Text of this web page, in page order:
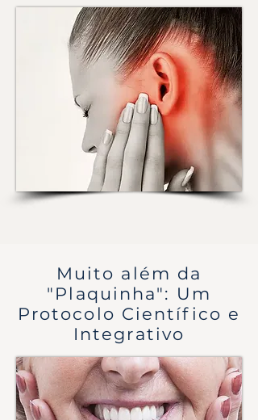
Muito além da
"Plaquinha": Um
Protocolo Científico e
Integrativo